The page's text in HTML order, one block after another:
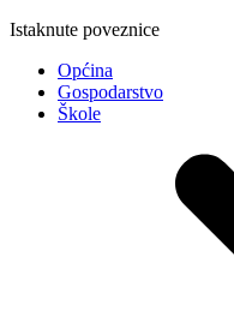
Istaknute poveznice
Općina
Gospodarstvo
Škole